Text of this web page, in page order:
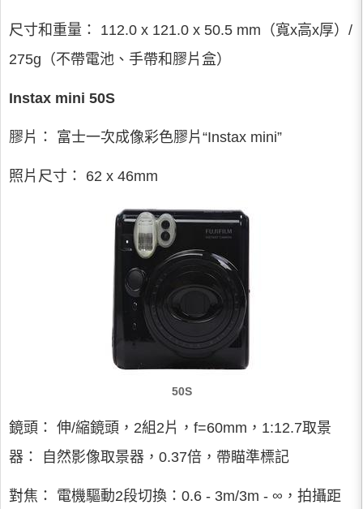
尺寸和重量： 112.0 x 121.0 x 50.5 mm（寬x高x厚）/
275g（不帶電池、手帶和膠片盒）
Instax mini 50S
膠片： 富士一次成像彩色膠片“Instax mini”
照片尺寸： 62 x 46mm
50S
鏡頭： 伸/縮鏡頭，2組2片，f=60mm，1:12.7取景
器： 自然影像取景器，0.37倍，帶瞄準標記
對焦： 電機驅動2段切換：0.6 - 3m/3m - ∞，拍攝距